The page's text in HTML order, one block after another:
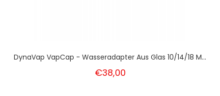
DynaVap VapCap - Wasseradapter Aus Glas 10/14/18 M...
€38,00